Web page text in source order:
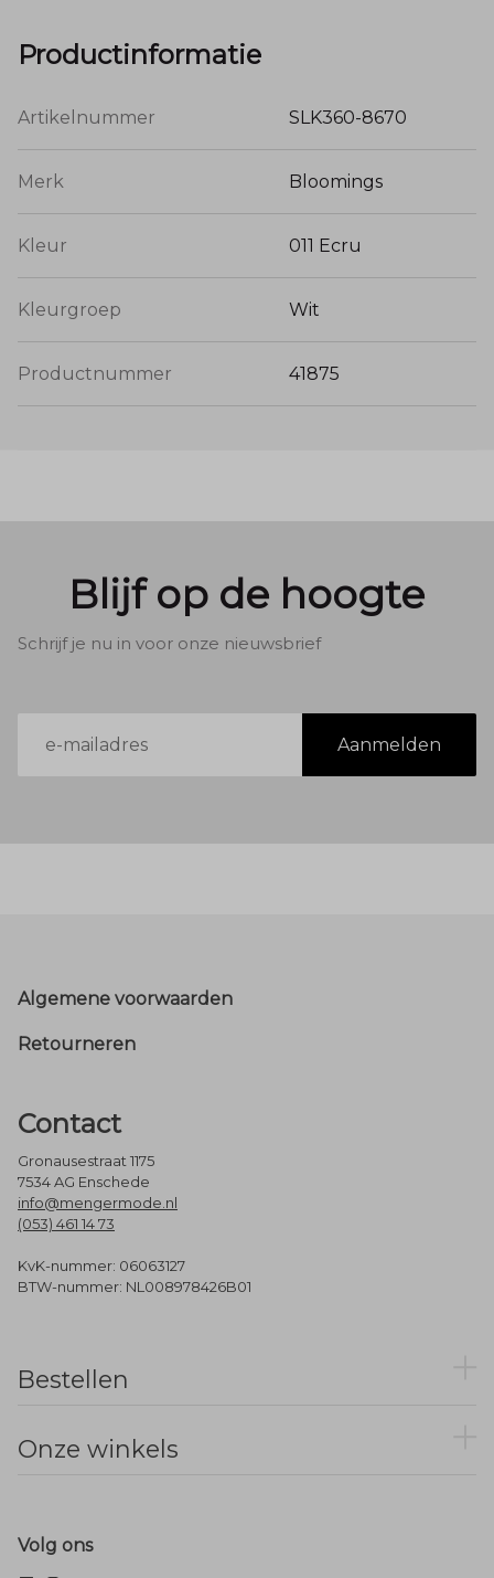
Productinformatie
Artikelnummer SLK360-8670
Merk Bloomings
Kleur 011 Ecru
Kleurgroep Wit
Productnummer 41875
Blijf op de hoogte
Schrijf je nu in voor onze nieuwsbrief
mailadres
Aanmelden
Footer
Algemene voorwaarden
Retourneren
Contact
Gronausestraat 1175
7534 AG Enschede
info@mengermode.nl
(053) 461 14 73
KvK-nummer: 06063127
BTW-nummer: NL008978426B01
Bestellen
Onze winkels
Volg ons